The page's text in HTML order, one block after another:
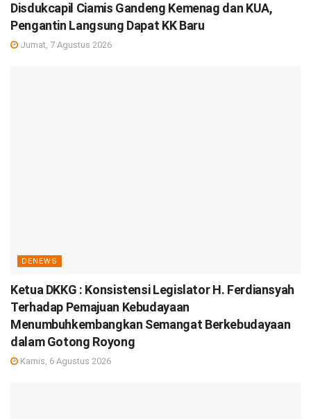
Disdukcapil Ciamis Gandeng Kemenag dan KUA,
Pengantin Langsung Dapat KK Baru
Jumat, 7 Agustus 2026
DENEWS
Ketua DKKG : Konsistensi Legislator H. Ferdiansyah
Terhadap Pemajuan Kebudayaan
Menumbuhkembangkan Semangat Berkebudayaan
dalam Gotong Royong
Kamis, 6 Agustus 2026